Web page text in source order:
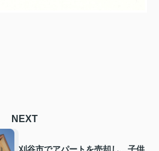
NEXT